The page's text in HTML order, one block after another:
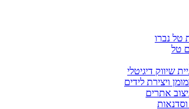
טל נברו
טל
שיווק דיגיטלי
ויצירת לידים
אתרים